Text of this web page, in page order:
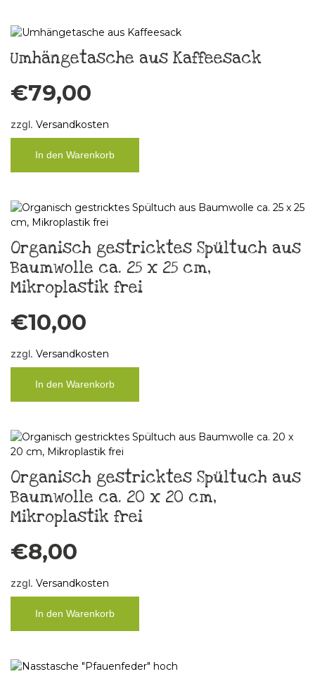
Umhängetasche aus Kaffeesack
€79,00
zzgl. Versandkosten
In den Warenkorb
Organisch gestricktes Spültuch aus
Baumwolle ca. 25 x 25 cm,
Mikroplastik frei
€10,00
zzgl. Versandkosten
In den Warenkorb
Organisch gestricktes Spültuch aus
Baumwolle ca. 20 x 20 cm,
Mikroplastik frei
€8,00
zzgl. Versandkosten
In den Warenkorb